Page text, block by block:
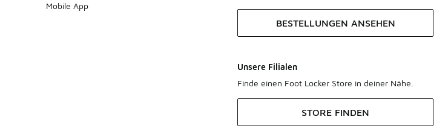
Mobile App
BESTELLUNGEN ANSEHEN
Unsere Filialen
Finde einen Foot Locker Store in deiner Nähe.
STORE FINDEN